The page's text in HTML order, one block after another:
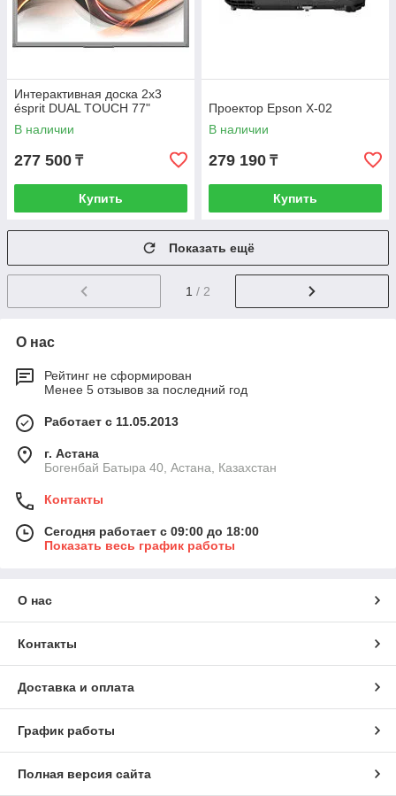
Интерактивная доска 2x3
ésprit DUAL TOUCH 77"
В наличии
277 500 ₸
Купить
Проектор Epson X-02
В наличии
279 190 ₸
Купить
Показать ещё
1 / 2
О нас
Рейтинг не сформирован
Менее 5 отзывов за последний год
Работает с 11.05.2013
г. Астана
Богенбай Батыра 40, Астана, Казахстан
Контакты
Сегодня работает с 09:00 до 18:00
Показать весь график работы
О нас
Контакты
Доставка и оплата
График работы
Полная версия сайта